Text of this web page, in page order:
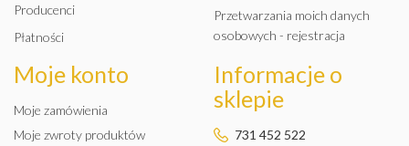
Producenci
Płatności
Przetwarzania moich danych
osobowych - rejestracja
Moje konto
Moje zamówienia
Moje zwroty produktów
Informacje o
sklepie
731 452 522